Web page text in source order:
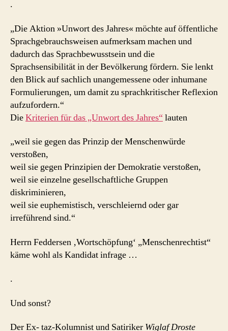
.
„Die Aktion »Unwort des Jahres« möchte auf öffentliche
Sprachgebrauchsweisen aufmerksam machen und
dadurch das Sprachbewusstsein und die
Sprachsensibilität in der Bevölkerung fördern. Sie lenkt
den Blick auf sachlich unangemessene oder inhumane
Formulierungen, um damit zu sprachkritischer Reflexion
aufzufordern.“
DieKriterien für das „Unwort des Jahres“lauten
„weil sie gegen das Prinzip der Menschenwürde
verstoßen,
weil sie gegen Prinzipien der Demokratie verstoßen,
weil sie einzelne gesellschaftliche Gruppen
diskriminieren,
weil sie euphemistisch, verschleiernd oder gar
irreführend sind.“
Herrn Feddersen ‚Wortschöpfung‘ „Menschenrechtist“
käme wohl als Kandidat infrage …
.
Und sonst?
Der Ex- taz-Kolumnist und Satiriker Wiglaf Droste